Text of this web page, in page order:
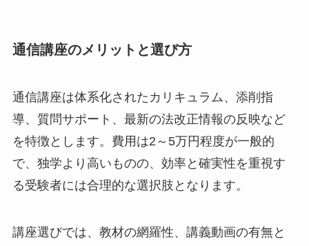
通信講座のメリットと選び方
通信講座は体系化されたカリキュラム、添削指
導、質問サポート、最新の法改正情報の反映など
を特徴とします。費用は2～5万円程度が一般的
で、独学より高いものの、効率と確実性を重視す
る受験者には合理的な選択肢となります。
講座選びでは、教材の網羅性、講義動画の有無と